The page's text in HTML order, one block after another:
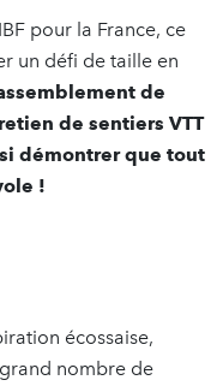
pour la France, ce
un défi de taille en
de
de sentiers VTT
démontrer que tout
!
écossaise,
nombre de